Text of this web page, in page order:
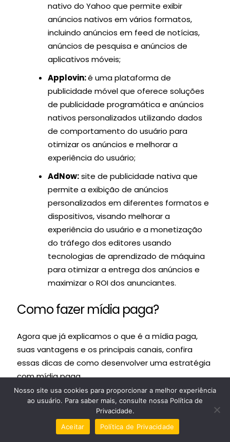
nativo do Yahoo que permite exibir
anúncios nativos em vários formatos,
incluindo anúncios em feed de notícias,
anúncios de pesquisa e anúncios de
aplicativos móveis;
Applovin:é uma plataforma de
publicidade móvel que oferece soluções
de publicidade programática e anúncios
nativos personalizados utilizando dados
de comportamento do usuário para
otimizar os anúncios e melhorar a
experiência do usuário;
AdNow:site de publicidade nativa que
permite a exibição de anúncios
personalizados em diferentes formatos e
dispositivos, visando melhorar a
experiência do usuário e a monetização
do tráfego dos editores usando
tecnologias de aprendizado de máquina
para otimizar a entrega dos anúncios e
maximizar o ROI dos anunciantes.
Como fazer mídia paga?
Agora que já explicamos o que é a mídia paga,
suas vantagens e os principais canais, confira
essas dicas de como desenvolver uma estratégia
com mídia paga.
Defina os objetivos das campanhas
Comece definindo claramente quais são seus
Nosso site usa cookies para proporcionar a melhor experiência
ao usuário. Para saber mais, consulte nossa Política de
Privacidade.
Aceitar
Política de Privacidade